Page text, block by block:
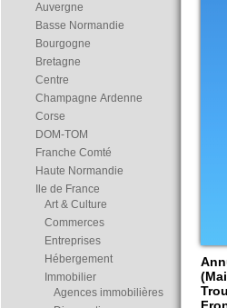
Auvergne
Basse Normandie
Bourgogne
Bretagne
Centre
Champagne Ardenne
Corse
DOM-TOM
Franche Comté
Haute Normandie
Ile de France
Art & Culture
Commerces
Entreprises
Hébergement
Immobilier
Agences immobilières